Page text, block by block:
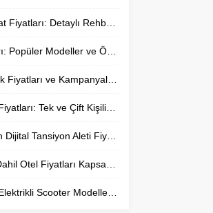
Detaylı Rehber ve Ortalama Ücretler
Modeller ve Özellikleri
ve Kampanyaları Rehberi
Tek ve Çift Kişilik Seçenekler
Tansiyon Aleti Fiyatları
Fiyatları Kapsamlı Rehber
Scooter Modelleri ve Fiyatları